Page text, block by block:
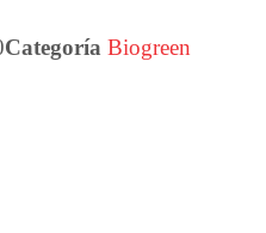
Categoría Biogreen